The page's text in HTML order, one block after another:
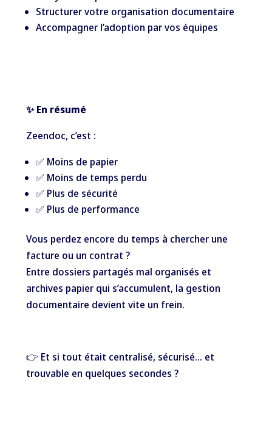
Structurer votre organisation documentaire
Accompagner l’adoption par vos équipes
✨ En résumé
Zeendoc, c’est :
✅ Moins de papier
✅ Moins de temps perdu
✅ Plus de sécurité
✅ Plus de performance
Vous perdez encore du temps à chercher une
facture ou un contrat ?
Entre dossiers partagés mal organisés et
archives papier qui s’accumulent, la gestion
documentaire devient vite un frein.
👉 Et si tout était centralisé, sécurisé… et
trouvable en quelques secondes ?